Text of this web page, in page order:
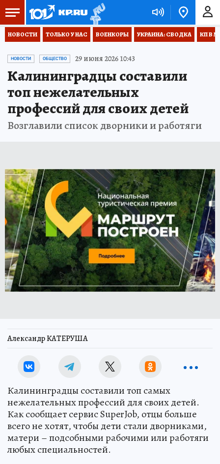
НОВОСТИ ТОЛЬКО У НАС ВОЕНКОРЫ УКРАИНА: СВОДКА КП В
НОВОСТИ ОБЩЕСТВО 29 июня 2026 10:43
Калининградцы составили
топ нежелательных
профессий для своих детей
Возглавили список дворники и работяги
Александр КАТЕРУША
Калининградцы составили топ самых
нежелательных профессий для своих детей.
Как сообщает сервис SuperJob, отцы больше
всего не хотят, чтобы дети стали дворниками,
матери – подсобными рабочими или работяги
любых специальностей.